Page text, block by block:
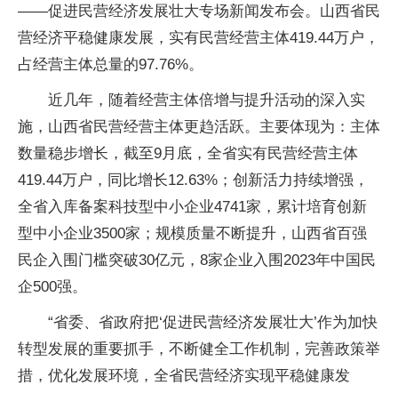
——促进民营经济发展壮大专场新闻发布会。山西省民
营经济平稳健康发展，实有民营经营主体419.44万户，
占经营主体总量的97.76%。
近几年，随着经营主体倍增与提升活动的深入实
施，山西省民营经营主体更趋活跃。主要体现为：主体
数量稳步增长，截至9月底，全省实有民营经营主体
419.44万户，同比增长12.63%；创新活力持续增强，
全省入库备案科技型中小企业4741家，累计培育创新
型中小企业3500家；规模质量不断提升，山西省百强
民企入围门槛突破30亿元，8家企业入围2023年中国民
企500强。
“省委、省政府把‘促进民营经济发展壮大’作为加快
转型发展的重要抓手，不断健全工作机制，完善政策举
措，优化发展环境，全省民营经济实现平稳健康发